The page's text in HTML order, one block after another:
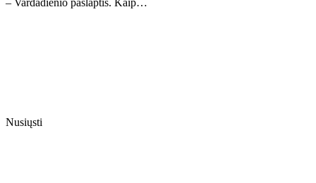
Nusiųsti